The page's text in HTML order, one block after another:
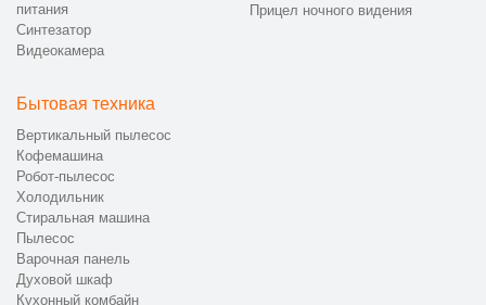
питания
Синтезатор
Видеокамера
Прицел ночного видения
Бытовая техника
Вертикальный пылесос
Кофемашина
Робот-пылесос
Холодильник
Стиральная машина
Пылесос
Варочная панель
Духовой шкаф
Кухонный комбайн